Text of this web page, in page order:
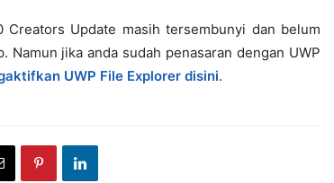
Update masih tersembunyi dan belum
jika anda sudah penasaran dengan UWP
UWP File Explorer disini.